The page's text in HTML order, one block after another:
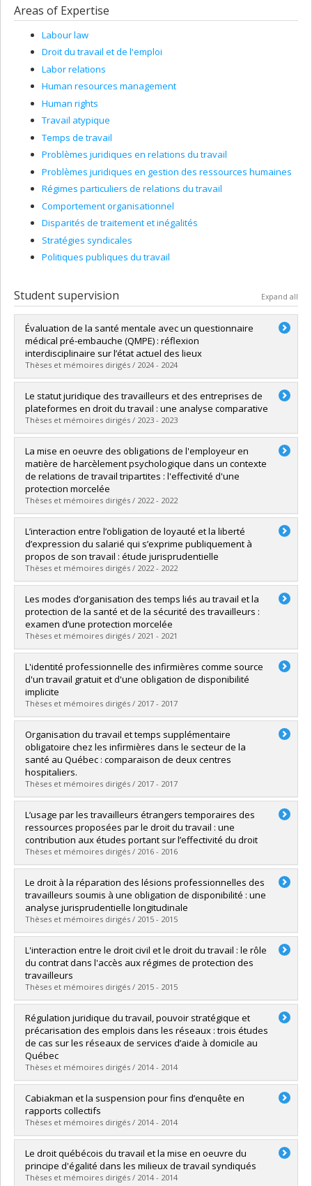
Areas of Expertise
Labour law
Droit du travail et de l'emploi
Labor relations
Human resources management
Human rights
Travail atypique
Temps de travail
Problèmes juridiques en relations du travail
Problèmes juridiques en gestion des ressources humaines
Régimes particuliers de relations du travail
Comportement organisationnel
Disparités de traitement et inégalités
Stratégies syndicales
Politiques publiques du travail
Student supervision Expand all
Évaluation de la santé mentale avec un questionnaire
médical pré-embauche (QMPE) : réflexion
interdisciplinaire sur l’état actuel des lieux
Thèses et mémoires dirigés / 2024 - 2024
Graduate :Denis, Pascale L.
Cycle :Master's
Grade :LL. M.
Lien vers le document dans Papyrus
Le statut juridique des travailleurs et des entreprises de
plateformes en droit du travail : une analyse comparative
Thèses et mémoires dirigés / 2023 - 2023
Graduate :Lamontagne, Joannie
Cycle :Master's
Grade :M. Sc.
Lien vers le document dans Papyrus
La mise en oeuvre des obligations de l'employeur en
matière de harcèlement psychologique dans un contexte
de relations de travail tripartites : l'effectivité d'une
protection morcelée
Thèses et mémoires dirigés / 2022 - 2022
Graduate : Côté, Charlotte
Cycle :Master's
Grade :LL. M.
Lien vers le document dans Papyrus
L’interaction entre l’obligation de loyauté et la liberté
d’expression du salarié qui s’exprime publiquement à
propos de son travail : étude jurisprudentielle
Thèses et mémoires dirigés / 2022 - 2022
Graduate :Jetté, Alexandre
Cycle :Master's
Grade :M. Sc.
Lien vers le document dans Papyrus
Les modes d’organisation des temps liés au travail et la
protection de la santé et de la sécurité des travailleurs :
examen d’une protection morcelée
Thèses et mémoires dirigés / 2021 - 2021
Graduate :Poulin, Elizabeth
Cycle :Master's
Grade :
Lien vers le document dans Papyrus
L'identité professionnelle des infirmières comme source
d'un travail gratuit et d'une obligation de disponibilité
implicite
Thèses et mémoires dirigés / 2017 - 2017
Graduate :Cyr, Alexandra
Cycle :Master's
Grade :M. Sc.
Lien vers le document dans Papyrus
Organisation du travail et temps supplémentaire
obligatoire chez les infirmières dans le secteur de la
santé au Québec : comparaison de deux centres
hospitaliers.
Thèses et mémoires dirigés / 2017 - 2017
Graduate :Rossignol, Claudia
Cycle :Master's
Grade :M. Sc.
Lien vers le document dans Papyrus
L’usage par les travailleurs étrangers temporaires des
ressources proposées par le droit du travail : une
contribution aux études portant sur l’effectivité du droit
Thèses et mémoires dirigés / 2016 - 2016
Graduate : Gesualdi-Fecteau, Dalia
Cycle :Doctoral
Grade : LL. D.
Lien vers le document dans Papyrus
Le droit à la réparation des lésions professionnelles des
travailleurs soumis à une obligation de disponibilité : une
analyse jurisprudentielle longitudinale
Thèses et mémoires dirigés / 2015 - 2015
Graduate :Bruno, Gabriella
Cycle :Master's
Grade :M. Sc.
Lien vers le document dans Papyrus
L'interaction entre le droit civil et le droit du travail : le rôle
du contrat dans l'accès aux régimes de protection des
travailleurs
Thèses et mémoires dirigés / 2015 - 2015
Graduate :Barrère, Graciela
Cycle :Master's
Grade :LL. M.
Lien vers le document dans Papyrus
Régulation juridique du travail, pouvoir stratégique et
précarisation des emplois dans les réseaux : trois études
de cas sur les réseaux de services d’aide à domicile au
Québec
Thèses et mémoires dirigés / 2014 - 2014
Graduate : Boivin, Louise
Cycle :Doctoral
Grade :Ph. D.
Lien vers le document dans Papyrus
Cabiakman et la suspension pour fins d’enquête en
rapports collectifs
Thèses et mémoires dirigés / 2014 - 2014
Graduate :Girard, Fanny
Cycle :Master's
Grade :M. Sc.
Le droit québécois du travail et la mise en oeuvre du
principe d'égalité dans les milieux de travail syndiqués
Thèses et mémoires dirigés / 2014 - 2014